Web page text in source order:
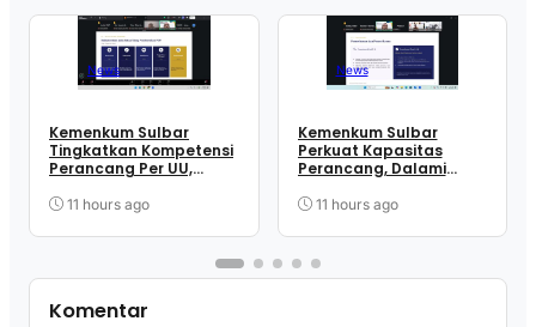
News
Kemenkum Sulbar
Tingkatkan Kompetensi
Perancang Per UU,
Berkualitas
11 hours ago
News
Kemenkum Sulbar
Perkuat Kapasitas
Perancang, Dalami
Pengundangan
11 hours ago
Komentar